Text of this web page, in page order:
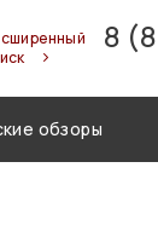
8
обзоры